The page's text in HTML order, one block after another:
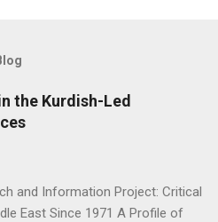
the Kurdish-Led
and Information Project: Critical
East Since 1971 A Profile of